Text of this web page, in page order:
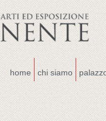
home chi siamo